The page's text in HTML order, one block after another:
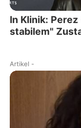
In Klinik:
stabilem"
Artikel -